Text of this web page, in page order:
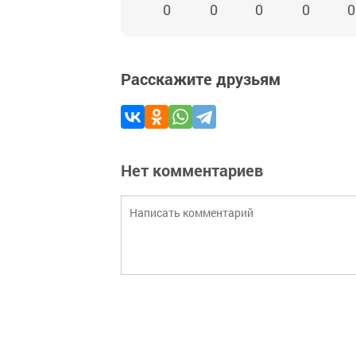
0 0 0 0 0
Расскажите друзьям
Нет комментариев